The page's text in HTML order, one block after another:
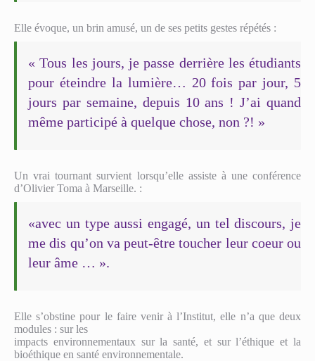
Elle évoque, un brin amusé, un de ses petits gestes répétés :
« Tous les jours, je passe derrière les étudiants
pour éteindre la lumière… 20 fois par jour, 5
jours par semaine, depuis 10 ans ! J’ai quand
même participé à quelque chose, non ?! »
Un vrai tournant survient lorsqu’elle assiste à une conférence
d’Olivier Toma à Marseille. :
«avec un type aussi engagé, un tel discours, je
me dis qu’on va peut-être toucher leur coeur ou
leur âme … ».
Elle s’obstine pour le faire venir à l’Institut, elle n’a que deux
modules : sur les
impacts environnementaux sur la santé, et sur l’éthique et la
bioéthique en santé environnementale.